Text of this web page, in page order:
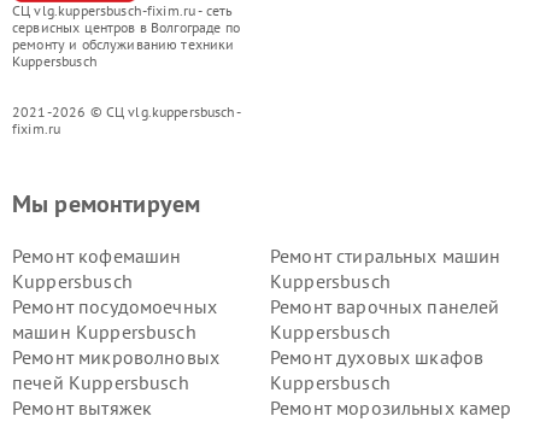
СЦ vlg.kuppersbusch-fixim.ru - сеть
сервисных центров в Волгограде по
ремонту и обслуживанию техники
Kuppersbusch
2021-2026 © СЦ vlg.kuppersbusch-
fixim.ru
Мы ремонтируем
Ремонт кофемашин
Kuppersbusch
Ремонт стиральных машин
Kuppersbusch
Ремонт посудомоечных
машин Kuppersbusch
Ремонт варочных панелей
Kuppersbusch
Ремонт микроволновых
печей Kuppersbusch
Ремонт духовых шкафов
Kuppersbusch
Ремонт вытяжек
Ремонт морозильных камер